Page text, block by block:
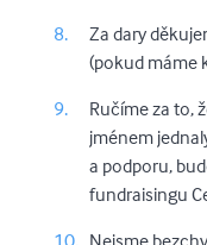
Za dary
(pokud máme
Ručíme za to,
jménem
a podporu,
fundraisingu
Nejsme